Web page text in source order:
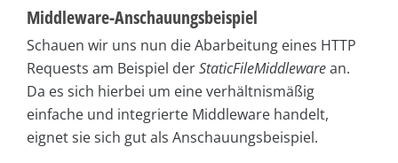
Middleware-Anschauungsbeispiel
Schauen wir uns nun die Abarbeitung eines HTTP
Requests am Beispiel derStaticFileMiddlewarean.
Da es sich hierbei um eine verhältnismäßig
einfache und integrierte Middleware handelt,
eignet sie sich gut als Anschauungsbeispiel.